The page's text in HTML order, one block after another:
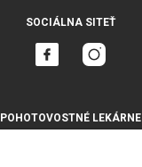
SOCIÁLNA SITEŤ
POHOTOVOSTNÉ LEKÁRNE